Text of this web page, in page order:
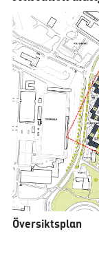
Översiktsplan